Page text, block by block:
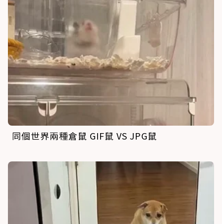
同個世界兩種倉鼠 GIF鼠 VS JPG鼠